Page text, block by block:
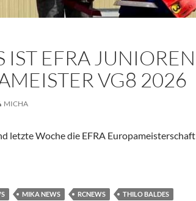
IST EFRA JUNIOREN
VG8 2026
MICHA
letzte Woche die EFRA Europameisterschaft
Europameister VG8 2026
MIKA NEWS RCNEWS
THILO BALDES